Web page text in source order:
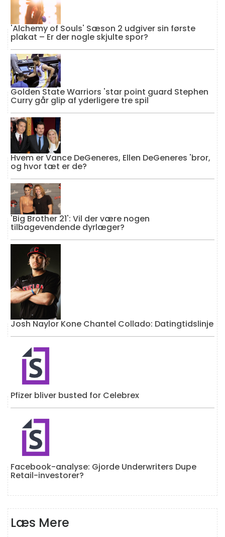
'Alchemy of Souls' Sæson 2 udgiver sin første
plakat – Er der nogle skjulte spor?
Golden State Warriors 'star point guard Stephen
Curry går glip af yderligere tre spil
Hvem er Vance DeGeneres, Ellen DeGeneres 'bror,
og hvor tæt er de?
'Big Brother 21': Vil der være nogen
tilbagevendende dyrlæger?
Josh Naylor Kone Chantel Collado: Datingtidslinje
Pfizer bliver busted for Celebrex
Facebook-analyse: Gjorde Underwriters Dupe
Retail-investorer?
Læs Mere